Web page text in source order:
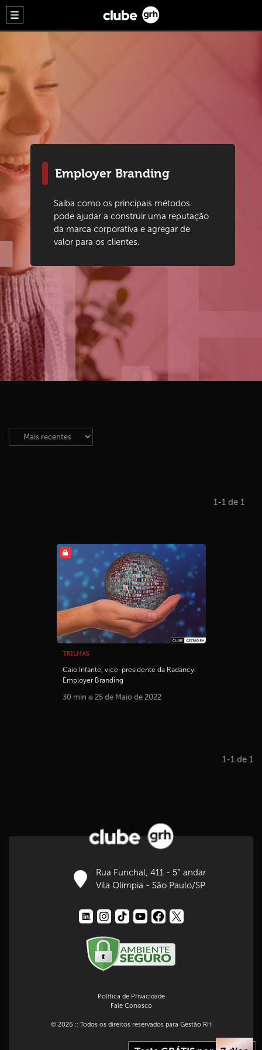
Employer Branding
Saiba como os principais métodos
pode ajudar a construir uma reputação
da marca corporativa e agregar de
valor para os clientes.
1-1 de 1
TRILHAS
Caio Infante, vice-presidente da Radancy:
Employer Branding
30 min 25 de Maio de 2022
1-1 de 1
Rua Funchal, 411 - 5° andar
Vila Olímpia - São Paulo/SP
Política de Privacidade
Fale Conosco
© 2026 :: Todos os direitos reservados para Gestão RH